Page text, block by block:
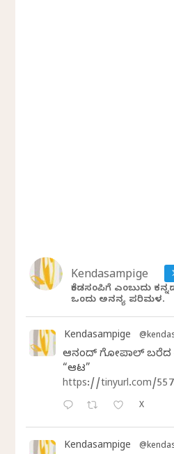
Kendasampige
ಕೆಂಡಸಂಪಿಗೆ ಎಂಬುದು
ಒಂದು ಅನನ್ಯ ಪರಿಮಳ.
Kendasampige
ಆನಂದ್‌ ಗೋಪಾಲ್‌ ಬರೆದ
“ಆಟ”
https://tinyurl.com/
X
Kendasampige